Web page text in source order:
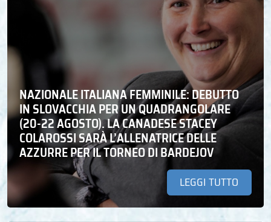
NAZIONALE ITALIANA FEMMINILE: DEBUTTO
IN SLOVACCHIA PER UN QUADRANGOLARE
(20-22 AGOSTO). LA CANADESE STACEY
COLAROSSI SARÀ L’ALLENATRICE DELLE
AZZURRE PER IL TORNEO DI BARDEJOV
LEGGI TUTTO